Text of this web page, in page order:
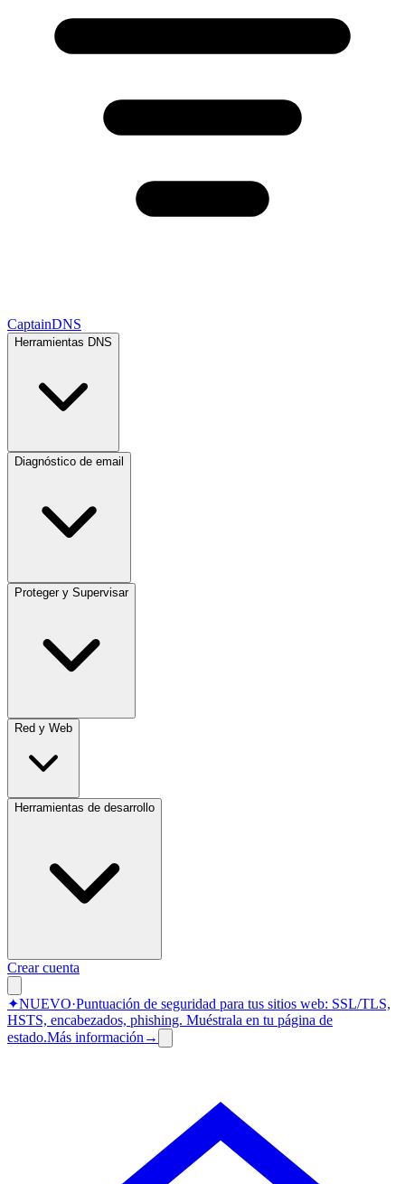
CaptainDNS
Herramientas DNS
Diagnóstico de email
Proteger y Supervisar
Red y Web
Herramientas de desarrollo
Crear cuenta
✦NUEVO·Puntuación de seguridad para tus sitios web: SSL/TLS,
HSTS, encabezados, phishing. Muéstrala en tu página de
estado.Más información →